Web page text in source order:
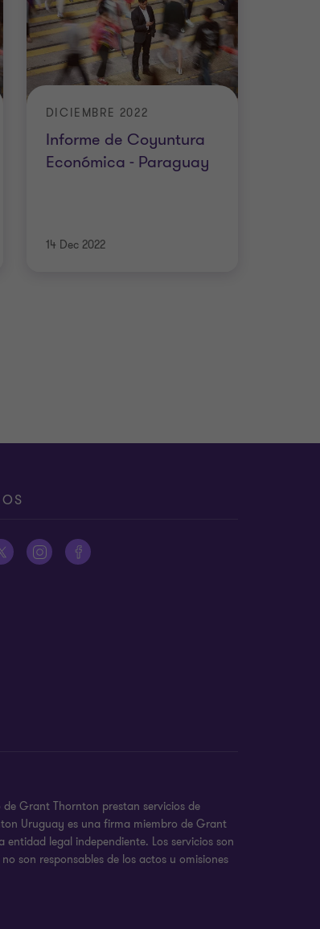
Informe de Coyuntura
Económica - Paraguay
DICIEMBRE 2022
14 Dec 2022
Grant Thornton prestan servicios de
Uruguay es una firma miembro de Grant
legal independiente. Los servicios son
son responsables de los actos u omisiones